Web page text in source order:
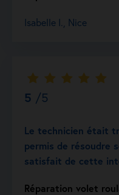
Isabelle I., Nice
5 /5
Le technicien était
permis de résoudre
satisfait de cette
Réparation volet